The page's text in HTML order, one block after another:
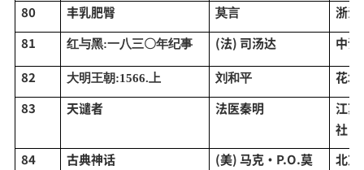
80
丰乳肥臀 莫言
浙江
81
红与黑:一八三〇年纪事 (法) 司汤达
中译
82
大明王朝:1566.上 刘和平
花城
83
天谴者 法医秦明
江苏
社
84
古典神话
(美) 马克·P.O.莫
北京